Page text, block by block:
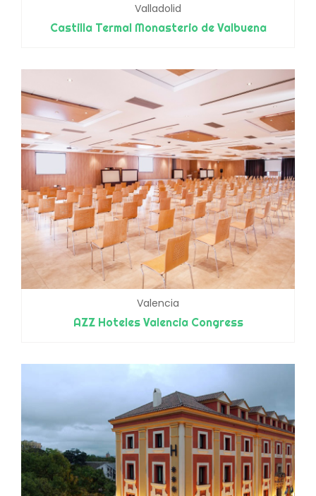
Valladolid
Castilla Termal Monasterio de Valbuena
Valencia
AZZ Hoteles Valencia Congress